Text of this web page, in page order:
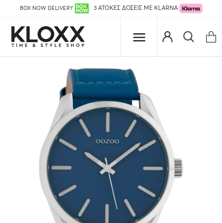
BOX NOW DELIVERY 3 ΑΤΟΚΕΣ ΔΟΣΕΙΣ ΜΕ KLARNA